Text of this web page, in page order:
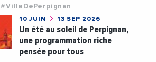
#VilleDePerpignan
10 JUIN 13 SEP 2026
Un été au soleil de Perpignan,
une programmation riche
pensée pour tous